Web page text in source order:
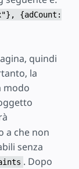
{adCount:
quindi
la
modo
a che non
senza
. Dopo